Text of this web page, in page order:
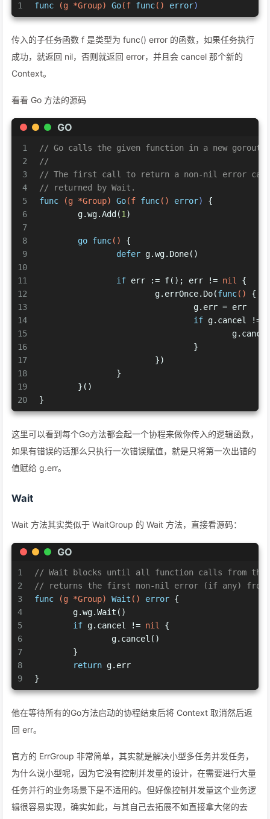
1 func (g *Group) Go(f func() error)
传入的子任务函数 f 是类型为 func() error 的函数，如果任务执行
成功，就返回 nil，否则就返回 error，并且会 cancel 那个新的
Context。
看看 Go 方法的源码
GO
1
2
3
4
5
6
7
8
9
10
11
12
13
14
15
16
17
18
19
20
// Go calls the given function in a new
//
// The first call to return a non-nil error
// returned by Wait.
func
(g *Group) Go(f func() error)
{
	g.wg.Add(
1)
go func()
{
defer g.wg.Done()
if err := f(); err != nil {
			g.errOnce.Do(
func()
{
				g.err = err
if g.cancel !=
				}
			})
		}
	}()
}
这里可以看到每个Go方法都会起一个协程来做你传入的逻辑函数，
如果有错误的话那么只执行一次错误赋值，就是只将第一次出错的
值赋给 g.err。
Wait
Wait 方法其实类似于 WaitGroup 的 Wait 方法，直接看源码：
GO
1
2
3
4
5
6
7
8
9
// Wait blocks until all function calls from the
// returns the first non-nil error (if any) from
func
(g *Group) Wait () error {
	g.wg.Wait()
if g.cancel != nil {
		g.cancel()
	}
return g.err
}
他在等待所有的Go方法启动的协程结束后将 Context 取消然后返
回 err。
官方的 ErrGroup 非常简单，其实就是解决小型多任务并发任务，
为什么说小型呢，因为它没有控制并发量的设计，在需要进行大量
任务并行的业务场景下是不适用的。但好像控制并发量这个业务逻
辑很容易实现，确实如此，与其自己去拓展不如直接拿大佬的去